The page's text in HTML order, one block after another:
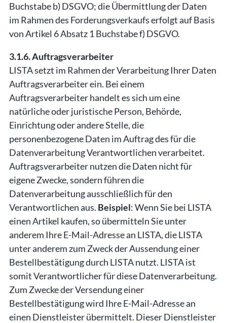
Buchstabe b) DSGVO; die Übermittlung der Daten
im Rahmen des Forderungsverkaufs erfolgt auf Basis
von Artikel 6 Absatz 1 Buchstabe f) DSGVO.
3.1.6. Auftragsverarbeiter
LISTA setzt im Rahmen der Verarbeitung Ihrer Daten
Auftragsverarbeiter ein. Bei einem
Auftragsverarbeiter handelt es sich um eine
natürliche oder juristische Person, Behörde,
Einrichtung oder andere Stelle, die
personenbezogene Daten im Auftrag des für die
Datenverarbeitung Verantwortlichen verarbeitet.
Auftragsverarbeiter nutzen die Daten nicht für
eigene Zwecke, sondern führen die
Datenverarbeitung ausschließlich für den
Verantwortlichen aus. Beispiel: Wenn Sie bei LISTA
einen Artikel kaufen, so übermitteln Sie unter
anderem Ihre E-Mail-Adresse an LISTA, die LISTA
unter anderem zum Zweck der Aussendung einer
Bestellbestätigung durch LISTA nutzt. LISTA ist
somit Verantwortlicher für diese Datenverarbeitung.
Zum Zwecke der Versendung einer
Bestellbestätigung wird Ihre E-Mail-Adresse an
einen Dienstleister übermittelt. Dieser Dienstleister